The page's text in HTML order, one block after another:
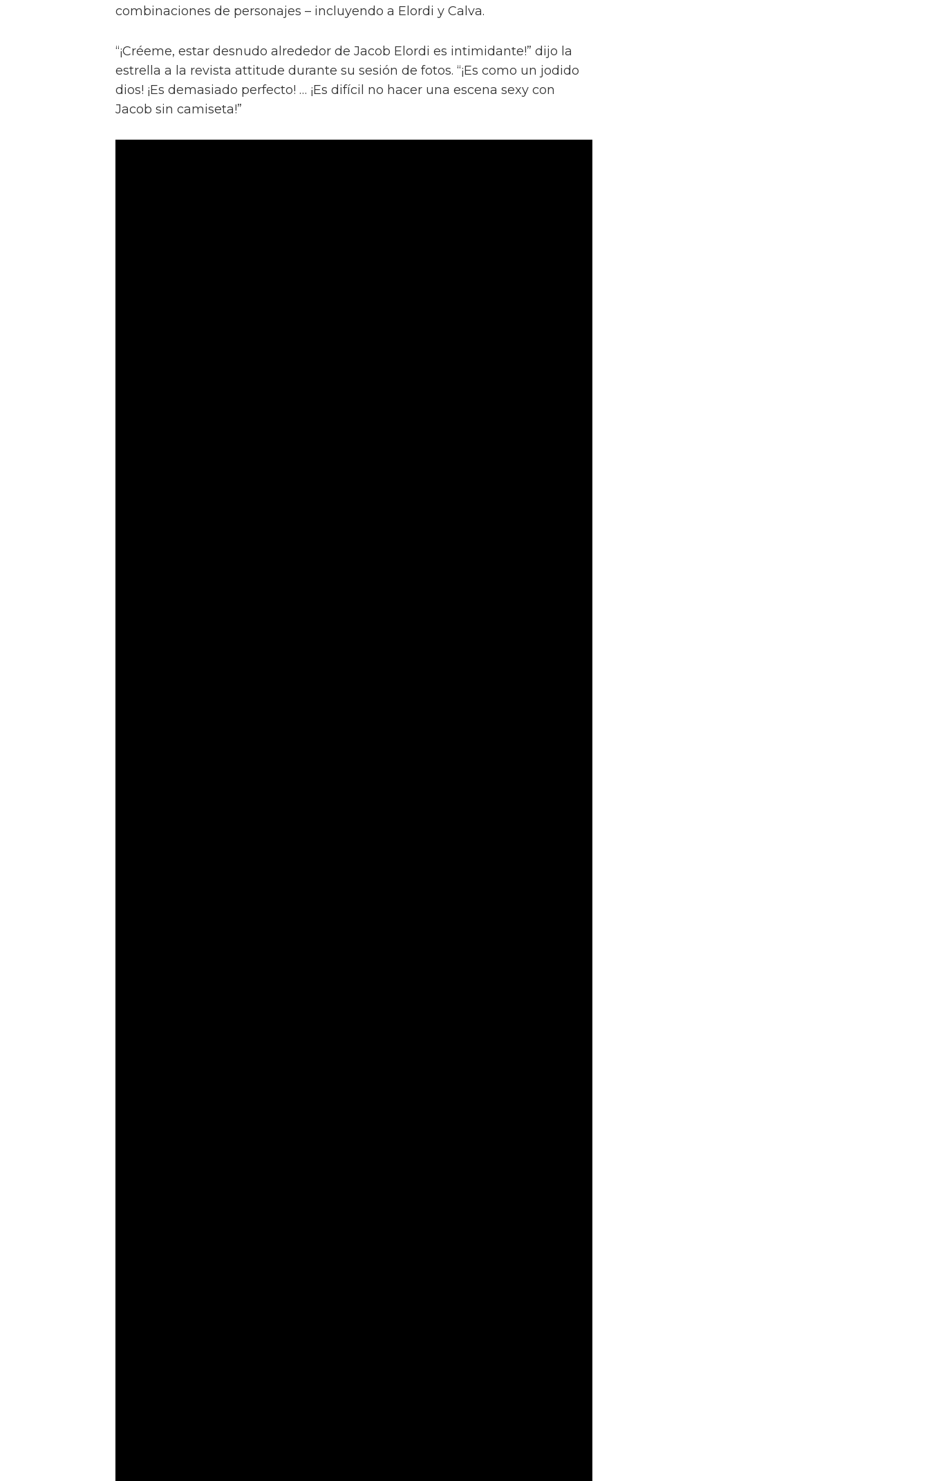
combinaciones de personajes – incluyendo a Elordi y Calva.
“¡Créeme, estar desnudo alrededor de Jacob Elordi es intimidante!” dijo la
estrella a la revista attitude durante su sesión de fotos. “¡Es como un jodido
dios! ¡Es demasiado perfecto! … ¡Es difícil no hacer una escena sexy con
Jacob sin camiseta!”